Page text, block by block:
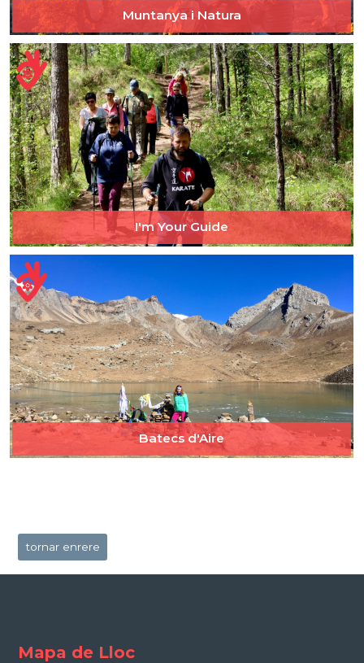
Muntanya i Natura
I'm Your Guide
Batecs d'Aire
tornar enrere
Mapa de Lloc